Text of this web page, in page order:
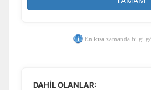
En kısa zamanda bilgi
DAHİL OLANLAR: